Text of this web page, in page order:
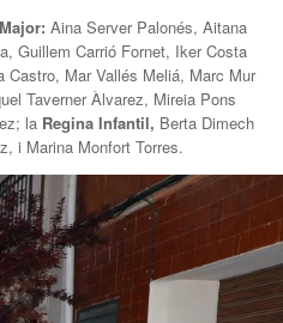
Aina Server Palonés, Aitana
Guillem Carrió Fornet, Iker Costa
Mar Vallés Meliá, Marc Mur
Taverner Àlvarez, Mireia Pons
la Regina Infantil, Berta Dimech
i Marina Monfort Torres.